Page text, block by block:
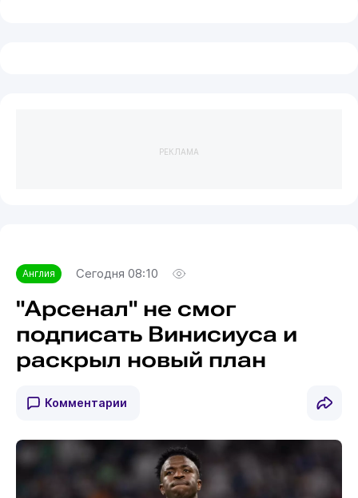
РЕКЛАМА
Англия Сегодня 08:10
"Арсенал" не смог
подписать Винисиуса и
раскрыл новый план
Комментарии